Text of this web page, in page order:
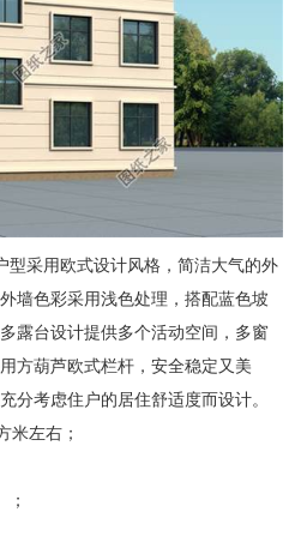
型采用欧式设计风格，简洁大气的外
墙色彩采用浅色处理，搭配蓝色坡
露台设计提供多个活动空间，多窗
方葫芦欧式栏杆，安全稳定又美
分考虑住户的居住舒适度而设计。
米左右；
；